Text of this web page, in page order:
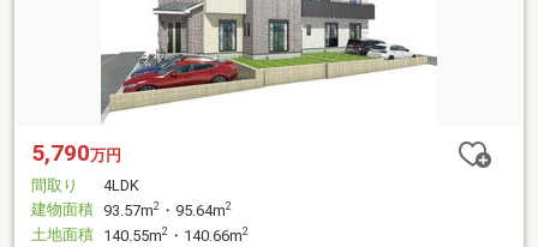
5,790万円
間取り
4LDK
建物面積 93.57m2 ・95.64m2
土地面積 140.55m2 ・140.66m2